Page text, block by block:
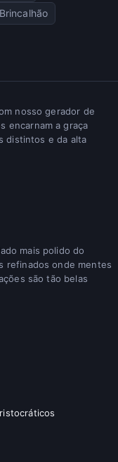
nosso gerador de
encarnam a graça
distintos e da alta
mais polido do
refinados onde mentes
são tão belas